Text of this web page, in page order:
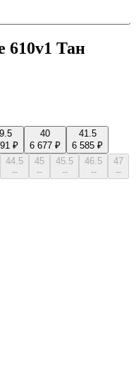
610v1 Тан
₽
40
6 677 ₽
41.5
6 585 ₽
44.5
--
45
--
45.5
--
46.5
--
47
--